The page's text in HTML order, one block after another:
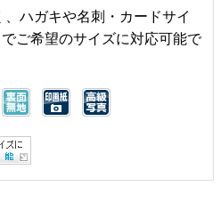
ハガキや名刺・カードサイ
ご希望のサイズに対応可能で